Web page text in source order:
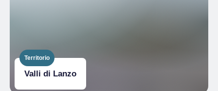
Territorio
Valli di Lanzo